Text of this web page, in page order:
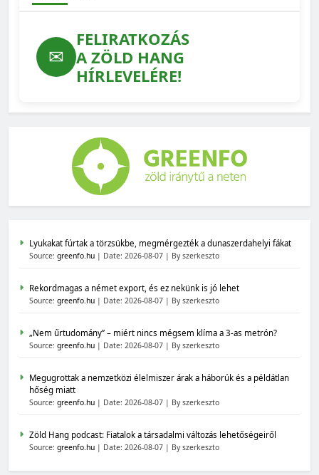
✉
FELIRATKOZÁS
A ZÖLD HANG
HÍRLEVELÉRE!
Lyukakat fúrtak a törzsükbe, megmérgezték a dunaszerdahelyi fákat
Source: greenfo.hu Date: 2026-08-07 By szerkeszto
Rekordmagas a német export, és ez nekünk is jó lehet
Source: greenfo.hu Date: 2026-08-07 By szerkeszto
„Nem űrtudomány” – miért nincs mégsem klíma a 3-as metrón?
Source: greenfo.hu Date: 2026-08-07 By szerkeszto
Megugrottak a nemzetközi élelmiszer árak a háborúk és a példátlan
hőség miatt
Source: greenfo.hu Date: 2026-08-07 By szerkeszto
Zöld Hang podcast: Fiatalok a társadalmi változás lehetőségeiről
Source: greenfo.hu Date: 2026-08-07 By szerkeszto